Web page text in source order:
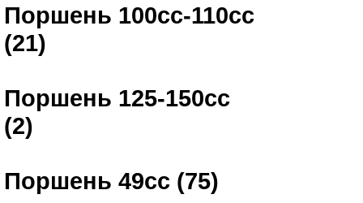
Поршень 100сс-110сс
(21)
Поршень 125-150сс
(2)
Поршень 49сс (75)